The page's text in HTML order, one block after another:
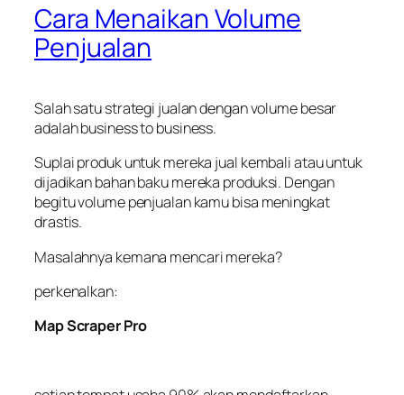
Cara Menaikan Volume
Penjualan
Salah satu strategi jualan dengan volume besar
adalah business to business.
Suplai produk untuk mereka juaI kembali atau untuk
dijadikan bahan baku mereka produksi. Dengan
begitu volume penjualan kamu bisa meningkat
drastis.
Masalahnya kemana mencari mereka?
perkenalkan:
Map Scraper Pro